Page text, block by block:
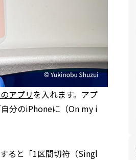
アプリを入れます。アプ
分のiPhoneに（On my i
ると「1区間切符（Singl